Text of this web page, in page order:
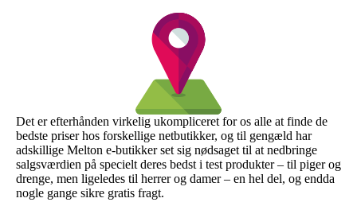
Det er efterhånden virkelig ukompliceret for os alle at finde de
bedste priser hos forskellige netbutikker, og til gengæld har
adskillige Melton e-butikker set sig nødsaget til at nedbringe
salgsværdien på specielt deres bedst i test produkter – til piger og
drenge, men ligeledes til herrer og damer – en hel del, og endda
nogle gange sikre gratis fragt.